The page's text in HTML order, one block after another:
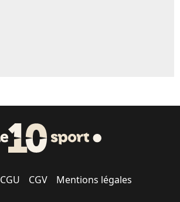
CGU CGV Mentions légales